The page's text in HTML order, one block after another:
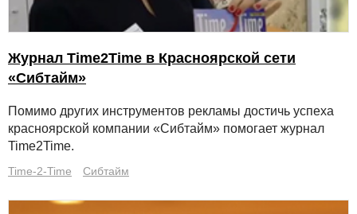
Журнал Time2Time в Красноярской сети
«Сибтайм»
Помимо других инструментов рекламы достичь успеха
красноярской компании «Сибтайм» помогает журнал
Time2Time.
Time-2-Time Сибтайм